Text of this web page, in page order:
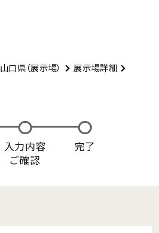
山口県（展示場）
展示場詳細
入力内容
ご確認
完了